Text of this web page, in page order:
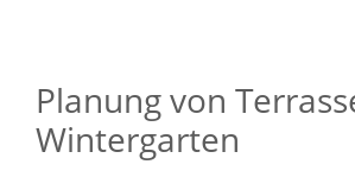
Planung von
Wintergarten